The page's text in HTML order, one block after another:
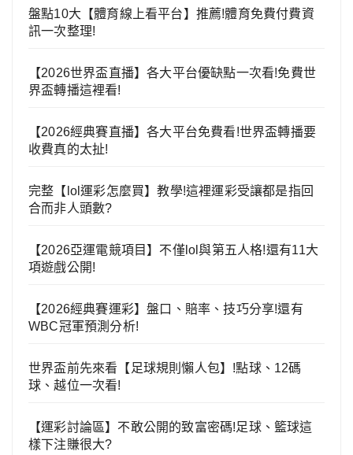
盤點10大【體育線上看平台】推薦!體育免費付費資
訊一次整理!
【2026世界盃直播】各大平台優缺點一次看!免費世
界盃轉播這裡看!
【2026經典賽直播】各大平台免費看!世界盃轉播要
收費真的太扯!
完整【lol運彩怎麼買】教學!這裡運彩受讓都是指回
合而非人頭數?
【2026亞運電競項目】不僅lol與第五人格!還有11大
項遊戲公開!
【2026經典賽運彩】盤口、賠率、技巧分享!還有
WBC冠軍預測分析!
世界盃前先來看【足球規則懶人包】!點球、12碼
球、越位一次看!
【運彩討論區】不敢公開的致富密碼!足球、籃球這
樣下注賺很大?